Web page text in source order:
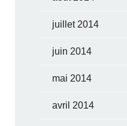
juillet 2014
juin 2014
mai 2014
avril 2014